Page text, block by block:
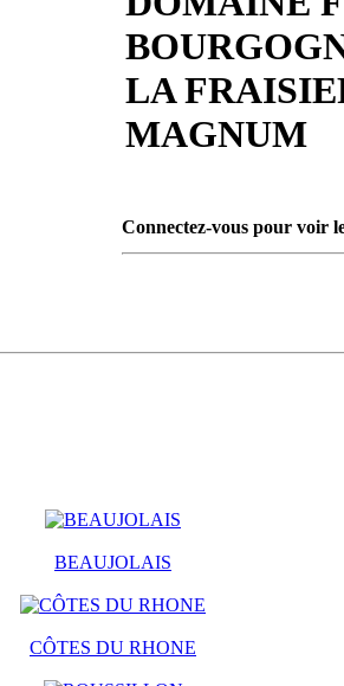
LA
MAGNUM
Connectez-vous pour voir
BEAUJOLAIS
CÔTES DU RHONE